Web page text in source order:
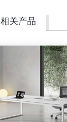
相关产品